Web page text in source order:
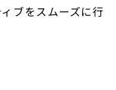
ブをスムーズに行